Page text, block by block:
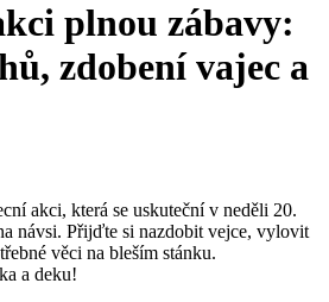
plnou zábavy:
zdobení vajec a
akci, která se uskuteční v neděli 20.
návsi. Přijďte si nazdobit vejce, vylovit
věci na bleším stánku.
a deku!